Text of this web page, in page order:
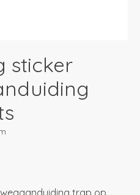
sticker
trap op